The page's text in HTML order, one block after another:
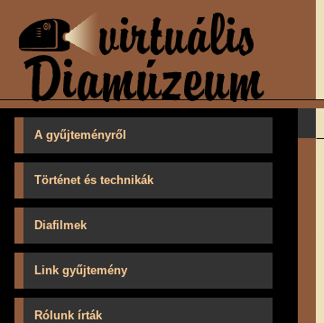
A gyűjteményről
Történet és technikák
Diafilmek
Link gyűjtemény
Rólunk írták